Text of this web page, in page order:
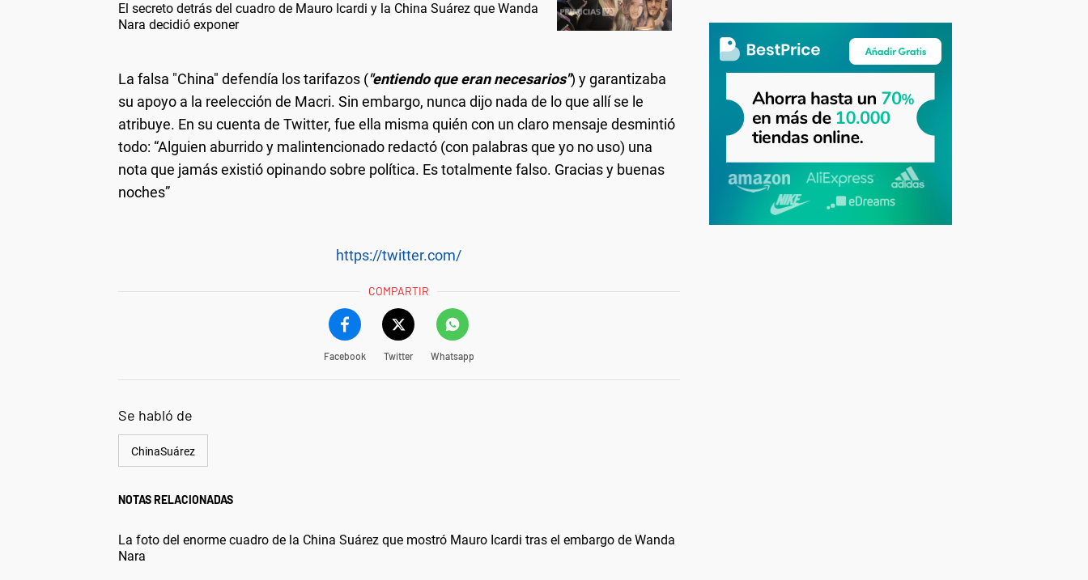
El secreto detrás del cuadro de Mauro Icardi y la China Suárez que Wanda
Nara decidió exponer
La falsa "China" defendía los tarifazos ("entiendo que eran necesarios") y garantizaba
su apoyo a la reelección de Macri. Sin embargo, nunca dijo nada de lo que allí se le
atribuye. En su cuenta de Twitter, fue ella misma quién con un claro mensaje desmintió
todo: “Alguien aburrido y malintencionado redactó (con palabras que yo no uso) una
nota que jamás existió opinando sobre política. Es totalmente falso. Gracias y buenas
noches”
https://twitter.com/
COMPARTIR
Facebook Twitter Whatsapp
Se habló de
ChinaSuárez
NOTAS RELACIONADAS
La foto del enorme cuadro de la China Suárez que mostró Mauro Icardi tras el embargo de Wanda
Nara